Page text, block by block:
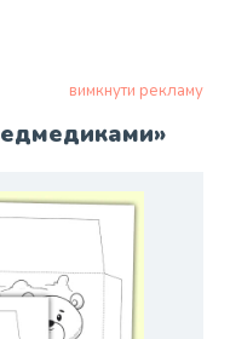
вимкнути рекламу